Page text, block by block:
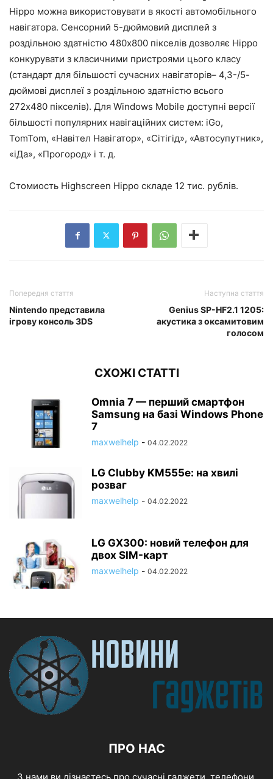
Hippo можна використовувати в якості автомобільного
навігатора. Сенсорний 5-дюймовий дисплей з
роздільною здатністю 480х800 пікселів дозволяє Hippo
конкурувати з класичними пристроями цього класу
(стандарт для більшості сучасних навігаторів– 4,3-/5-
дюймові дисплеї з роздільною здатністю всього
272х480 пікселів). Для Windows Mobile доступні версії
більшості популярних навігаційних систем: iGo,
TomTom, «Навітел Навігатор», «Сітігід», «Автосупутник»,
«іДа», «Прогород» і т. д.
Стомиость Highscreen Hippo складе 12 тис. рублів.
Попередня стаття
Nintendo представила
ігрову консоль 3DS
Наступна стаття
Genius SP-HF2.1 1205:
акустика з оксамитовим
голосом
СХОЖІ СТАТТІ
Omnia 7 — перший смартфон
Samsung на базі Windows Phone
7
maxwelhelp - 04.02.2022
LG Clubby KM555e: на хвилі
розваг
maxwelhelp - 04.02.2022
LG GX300: новий телефон для
двох SIM-карт
maxwelhelp - 04.02.2022
ПРО НАС
З нами ви дізнаєтесь про сучасні гаджети, телефони,